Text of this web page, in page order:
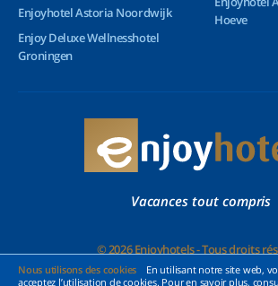
Nous utilisons des cookies
En utilisant notre site web,
acceptez l’utilisation de cookies. Pour en savoir plus,
Enjoyhotel Astoria Noordwijk
Enjoy Deluxe Wellnesshotel
Groningen
Hoeve
Vacances tout compris
© 2026 Enjoyhotels - Tous droits